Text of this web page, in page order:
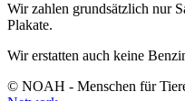
Wir zahlen grundsätzlich nur
Plakate.
Wir erstatten auch keine
© NOAH - Menschen für